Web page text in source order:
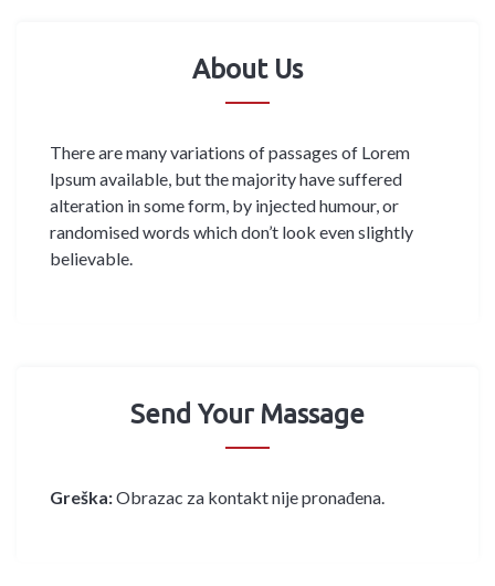
About Us
There are many variations of passages of Lorem
Ipsum available, but the majority have suffered
alteration in some form, by injected humour, or
randomised words which don’t look even slightly
believable.
Send Your Massage
Greška:Obrazac za kontakt nije pronađena.